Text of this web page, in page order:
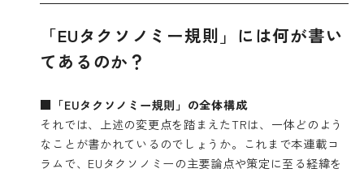
「EUタクソノミー規則」には何が書い
てあるのか？
■「EUタクソノミー規則」の全体構成
それでは、上述の変更点を踏まえたTRは、一体どのよう
なことが書かれているのでしょうか。これまで本連載コ
ラムで、EUタクソノミーの主要論点や策定に至る経緯を